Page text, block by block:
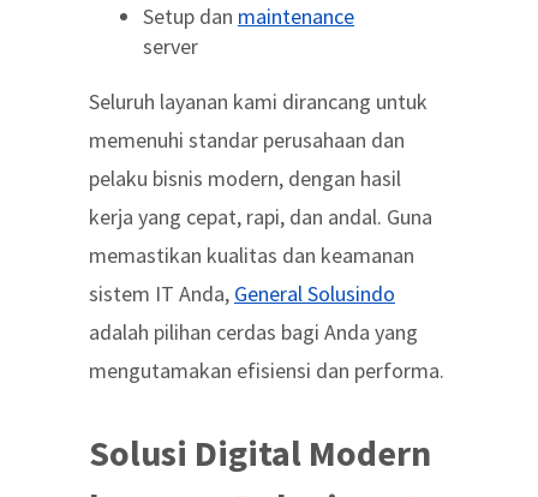
Setup dan maintenance
server
Seluruh layanan kami dirancang untuk
memenuhi standar perusahaan dan
pelaku bisnis modern, dengan hasil
kerja yang cepat, rapi, dan andal. Guna
memastikan kualitas dan keamanan
sistem IT Anda, General Solusindo
adalah pilihan cerdas bagi Anda yang
mengutamakan efisiensi dan performa.
Solusi Digital Modern